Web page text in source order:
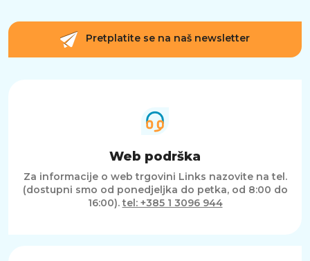
Pretplatite se na naš newsletter
Web podrška
Za informacije o web trgovini Links nazovite na tel.
(dostupni smo od ponedjeljka do petka, od 8:00 do
16:00).tel: +385 1 3096 944